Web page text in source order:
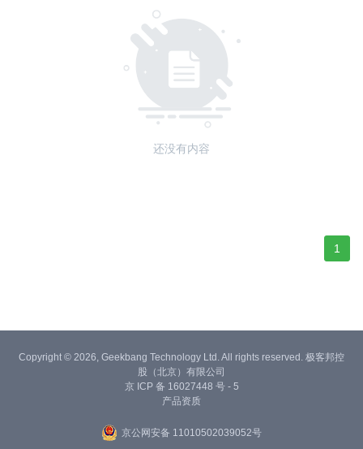
还没有内容
1
Copyright © 2026, Geekbang Technology Ltd. All rights reserved. 极客邦控
股（北京）有限公司
京 ICP 备 16027448 号 - 5
产品资质
京公网安备 11010502039052号